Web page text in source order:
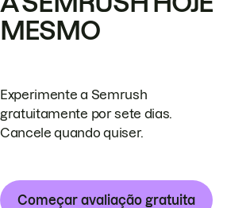
MESMO
Experimente a Semrush
gratuitamente por sete dias.
Cancele quando quiser.
Começar avaliação gratuita